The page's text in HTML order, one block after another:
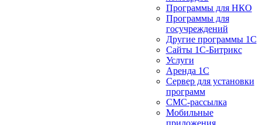
Программы для НКО
Программы для
госучреждений
Другие программы 1С
Сайты 1С-Битрикс
Услуги
Аренда 1С
Сервер для установки
программ
СМС-рассылка
Мобильные
приложения